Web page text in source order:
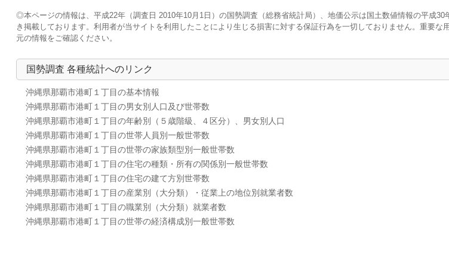
◎本ページの情報は、平成22年（調査日 2010年10月1日）の国勢調査（総務省統計局）、地価公示は国土数値情報の平成
き掲載しております。利用者が当サイトを利用したことにより生じる損害に対する保証行為を一切しておりません。重要な
元の情報をご確認ください。
国勢調査 各種統計へのリンク
沖縄県那覇市港町１丁目の基本情報
沖縄県那覇市港町１丁目の男女別人口及び世帯数
沖縄県那覇市港町１丁目の年齢別（５歳階級、４区分）、男女別人口
沖縄県那覇市港町１丁目の世帯人員別一般世帯数
沖縄県那覇市港町１丁目の世帯の家族類型別一般世帯数
沖縄県那覇市港町１丁目の住宅の種類・所有の関係別一般世帯数
沖縄県那覇市港町１丁目の住宅の建て方別世帯数
沖縄県那覇市港町１丁目の産業別（大分類）・従業上の地位別就業者数
沖縄県那覇市港町１丁目の職業別（大分類）就業者数
沖縄県那覇市港町１丁目の世帯の経済構成別一般世帯数